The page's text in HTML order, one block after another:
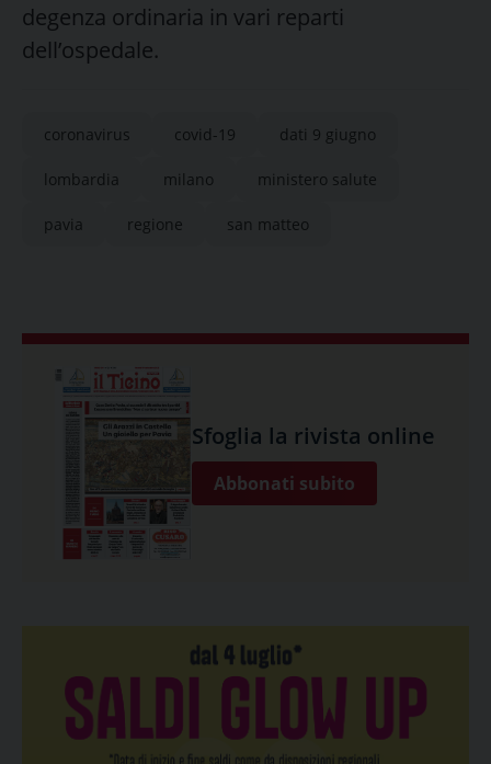
degenza ordinaria in vari reparti
dell’ospedale.
coronavirus covid-19 dati 9 giugno
lombardia milano ministero salute
pavia regione san matteo
Sfoglia la rivista online
Abbonati subito